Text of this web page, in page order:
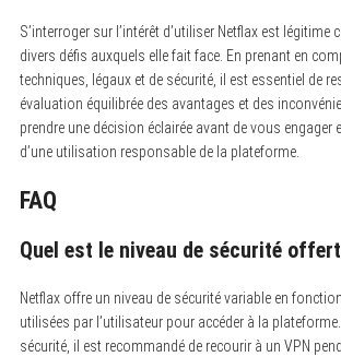
S’interroger sur l’intérêt d’utiliser Netflax est légitime
divers défis auxquels elle fait face. En prenant en
techniques, légaux et de sécurité, il est essentiel de
évaluation équilibrée des avantages et des
prendre une décision éclairée avant de vous engager
d’une utilisation responsable de la plateforme.
FAQ
Quel est le niveau de sécurité
Netflax offre un niveau de sécurité variable en
utilisées par l’utilisateur pour accéder à la
sécurité, il est recommandé de recourir à un VPN